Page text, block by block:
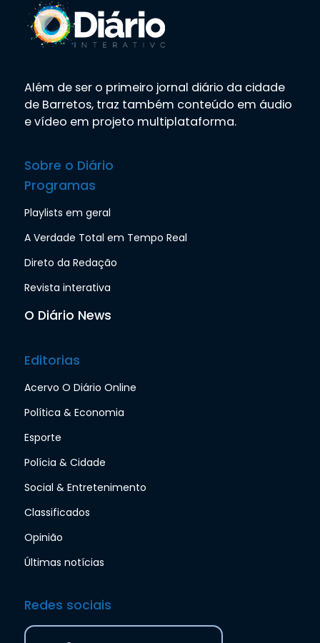
Além de ser o primeiro jornal diário da cidade
de Barretos, traz também conteúdo em áudio
e vídeo em projeto multiplataforma.
Sobre o Diário
Programas
Playlists em geral
A Verdade Total em Tempo Real
Direto da Redação
Revista interativa
O Diário News
Editorias
Acervo O Diário Online
Política & Economia
Esporte
Polícia & Cidade
Social & Entretenimento
Classificados
Opinião
Últimas notícias
Redes sociais